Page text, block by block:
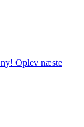
ny! Oplev næste